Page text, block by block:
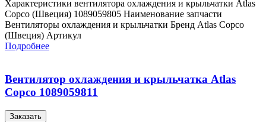
Характеристики вентилятора охлаждения и крыльчатки Atlas
Copco (Швеция) 1089059805 Наименование запчасти
Вентиляторы охлаждения и крыльчатки Бренд Atlas Copco
(Швеция) Артикул
Подробнее
Вентилятор охлаждения и крыльчатка Atlas
Copco 1089059811
Заказать